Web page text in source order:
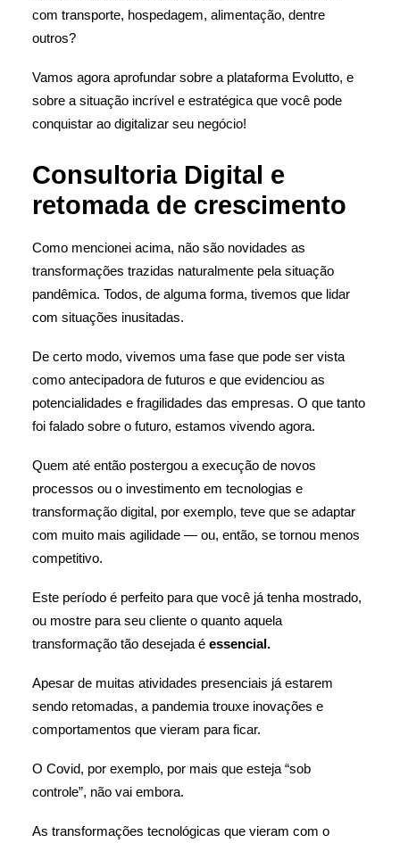
com transporte, hospedagem, alimentação, dentre
outros?
Vamos agora aprofundar sobre a plataforma Evolutto, e
sobre a situação incrível e estratégica que você pode
conquistar ao digitalizar seu negócio!
Consultoria Digital e
retomada de crescimento
Como mencionei acima, não são novidades as
transformações trazidas naturalmente pela situação
pandêmica. Todos, de alguma forma, tivemos que lidar
com situações inusitadas.
De certo modo, vivemos uma fase que pode ser vista
como antecipadora de futuros e que evidenciou as
potencialidades e fragilidades das empresas. O que tanto
foi falado sobre o futuro, estamos vivendo agora.
Quem até então postergou a execução de novos
processos ou o investimento em tecnologias e
transformação digital, por exemplo, teve que se adaptar
com muito mais agilidade — ou, então, se tornou menos
competitivo.
Este período é perfeito para que você já tenha mostrado,
ou mostre para seu cliente o quanto aquela
transformação tão desejada é essencial.
Apesar de muitas atividades presenciais já estarem
sendo retomadas, a pandemia trouxe inovações e
comportamentos que vieram para ficar.
O Covid, por exemplo, por mais que esteja “sob
controle”, não vai embora.
As transformações tecnológicas que vieram com o